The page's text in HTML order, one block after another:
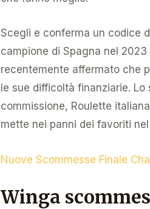
Scegli e conferma un codice
campione di Spagna nel
recentemente affermato che
le sue difficoltà finanziarie.
commissione, Roulette
mette nei panni dei favoriti
Nuove Scommesse Finale
Winga